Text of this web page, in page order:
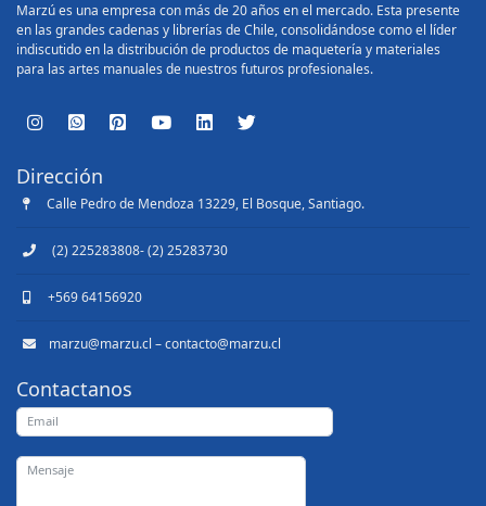
Marzú es una empresa con más de 20 años en el mercado. Esta presente
en las grandes cadenas y librerías de Chile, consolidándose como el líder
indiscutido en la distribución de productos de maquetería y materiales
para las artes manuales de nuestros futuros profesionales.
Dirección
Calle Pedro de Mendoza 13229, El Bosque, Santiago.
(2) 225283808- (2) 25283730
+569 64156920
marzu@marzu.cl – contacto@marzu.cl
Contactanos